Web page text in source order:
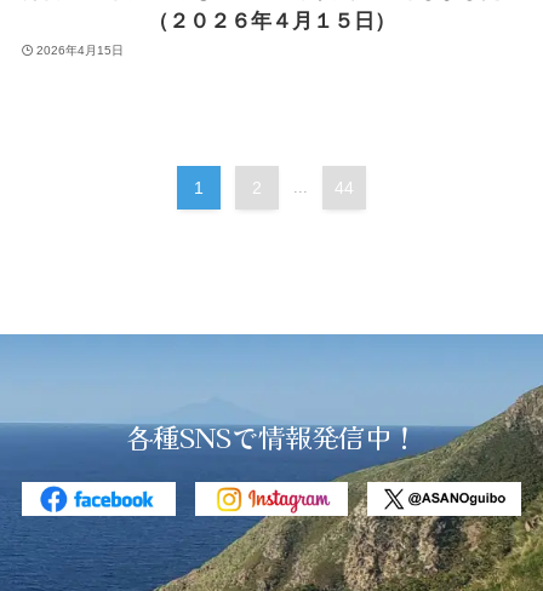
（２０２６年４月１５日）
2026年4月15日
1 2 ... 44
各種SNSで情報発信中！